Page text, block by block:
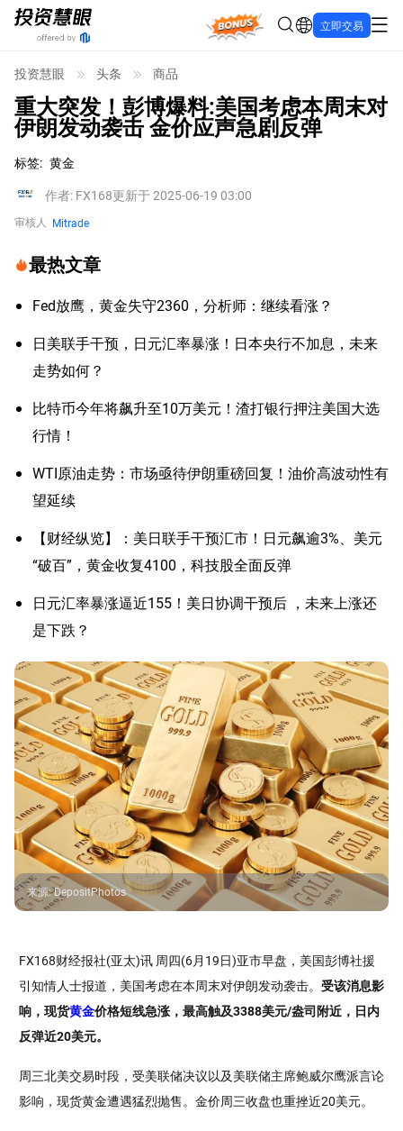
Bonus 立即交易
投资慧眼 头条 商品
重大突发！彭博爆料:美国考虑本周末对
伊朗发动袭击 金价应声急剧反弹
标签: 黄金
作者: FX168更新于 2025-06-19 03:00
审核人 Mitrade
最热文章
Fed放鹰，黄金失守2360，分析师：继续看涨？
日美联手干预，日元汇率暴涨！日本央行不加息，未来
走势如何？
比特币今年将飙升至10万美元！渣打银行押注美国大选
行情！
WTI原油走势：市场亟待伊朗重磅回复！油价高波动性有
望延续
【财经纵览】：美日联手干预汇市！日元飙逾3%、美元
“破百”，黄金收复4100，科技股全面反弹
日元汇率暴涨逼近155！美日协调干预后 ，未来上涨还
是下跌？
来源:DepositPhotos
FX168财经报社(亚太)讯 周四(6月19日)亚市早盘，美国彭博社援
引知情人士报道，美国考虑在本周末对伊朗发动袭击。 受该消息影
响，现货黄金价格短线急涨，最高触及3388美元/盎司附近，日内
反弹近20美元。
周三北美交易时段，受美联储决议以及美联储主席鲍威尔鹰派言论
影响，现货黄金遭遇猛烈抛售。金价周三收盘也重挫近20美元。